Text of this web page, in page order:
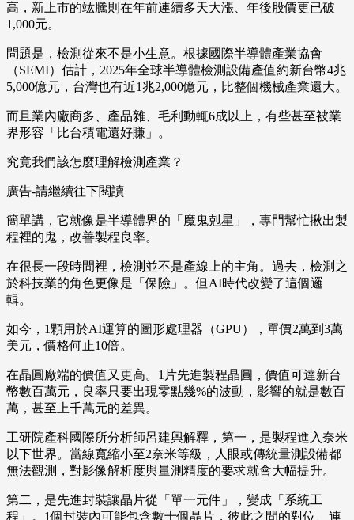
高，新上市的竑騰則在年前連續多天大漲、年後股價更已破
1,000元。
問題是，檢測從來不是小生意。根據國際半導體產業協會
（SEMI）估計，2025年全球半導體檢測設備產值約新台幣4兆
5,000億元，台灣也有近1兆2,000億元，比整個機械產業還大。
而且業內廠商多、產品雜、毛利動輒6成以上，有些甚至被業
界形容「比台積電還好賺」。
究竟我們該怎麼理解檢測產業？
廣告-請繼續往下閱讀
簡單講，它就像是半導體界的「魔鬼剋星」，專門幫忙揪出製
程裡的鬼，改善製程良率。
在很長一段時間裡，檢測並不是產線上的主角。過去，檢測之
於科技業的角色更像是「保險」。但AI時代改變了這個邏
輯。
如今，1顆用於AI運算的圖形處理器（GPU），單價2萬到3萬
美元，價格何止10倍。
在晶圓廠端的價值又更高。1片先進製程晶圓，價值可達新台
幣數百萬元，良率只要出現零點幾%的波動，影響的就是數百
萬，甚至上千萬元的差異。
工研院產科國際所分析師呂建興解釋，第一，是製程進入奈米
以下世界。當線寬縮小至2奈米等級，人眼或傳統量測設備都
無法觀測，對影像解析度與量測精度的要求就會大幅提升。
第二，是先進封裝讓晶片從「單一元件」，變成「系統工
程」。1個封裝內可能包含數十個晶片，彼此之間的對位、連